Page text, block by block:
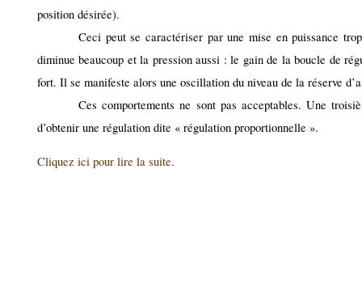
position désirée).
Ceci peut se caractériser par une mise en puissance
diminue beaucoup et la pression aussi : le gain de la boucle de
fort. Il se manifeste alors une oscillation du niveau de la réserve
Ces comportements ne sont pas acceptables. Une
d’obtenir une régulation dite « régulation proportionnelle ».
Cliquez ici pour lire la suite.